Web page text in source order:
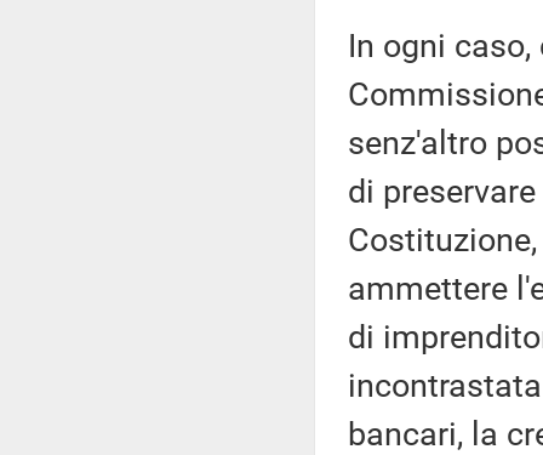
In ogni
senz'altro
di
ammettere
di
bancari, la